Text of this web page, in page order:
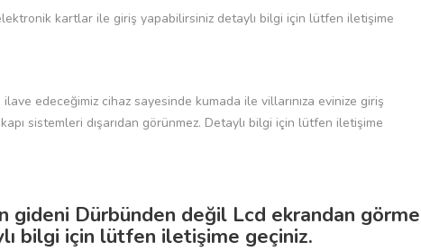
kartlar ile giriş yapabilirsiniz detaylı bilgi için lütfen iletişime
ilave edeceğimiz cihaz sayesinde kumada ile villarınıza evinize giriş
sistemleri dışarıdan görünmez. Detaylı bilgi için lütfen iletişime
gideni Dürbünden değil Lcd ekrandan görme
bilgi için lütfen iletişime geçiniz.